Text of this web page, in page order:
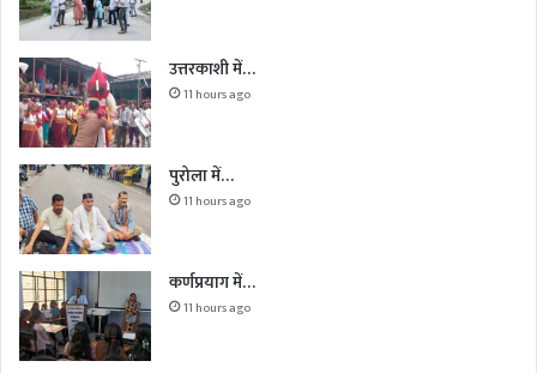
उत्तरकाशी में…
11 hours ago
पुरोला में…
11 hours ago
कर्णप्रयाग में…
11 hours ago